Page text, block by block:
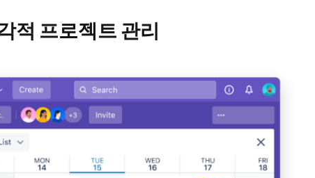
적 프로젝트 관리